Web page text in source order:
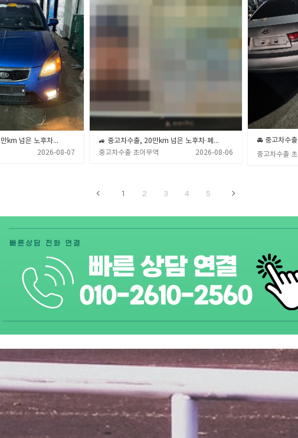
🚙💨 중고차수출, 20만km 넘은 노후차·폐차 직전 차량 제값 받고 파는 확실한 노하우 🎯✨ (중고차수출 초이무역)
2026-08-07
🚙 중고차수출, 20만km 넘은 노후차·폐차 직전 차량 제값 받고 파는 확실한 노하우 💡 (중고차수출 초이무역)
중고차수출 초이무역
2026-08-06 중고차수출
1 2 3 4 5